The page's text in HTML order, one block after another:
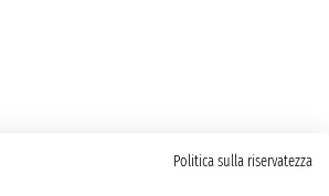
Politica sulla riservatezza